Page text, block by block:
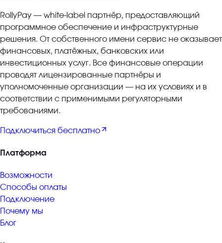
RollyPay — white-label партнёр, предоставляющий
программное обеспечение и инфраструктурные
решения. От собственного имени сервис не оказывает
финансовых, платёжных, банковских или
инвестиционных услуг. Все финансовые операции
проводят лицензированные партнёры и
уполномоченные организации — на их условиях и в
соответствии с применимыми регуляторными
требованиями.
Подключиться бесплатно
Платформа
Возможности
Способы оплаты
Подключение
Почему мы
Блог